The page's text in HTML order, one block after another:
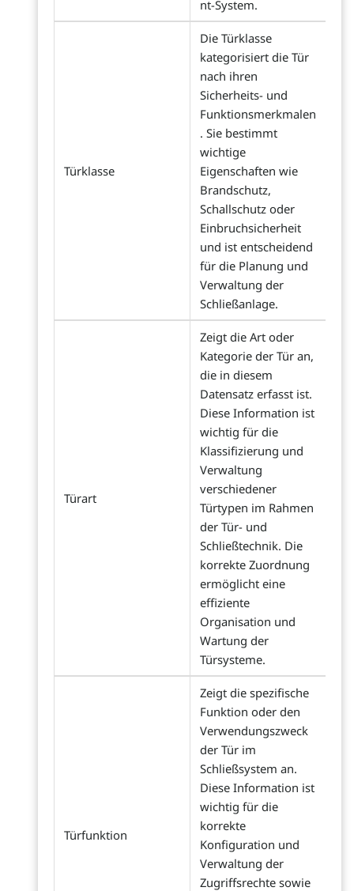
nt-System.
Türklasse
Die Türklasse
kategorisiert die Tür
nach ihren
Sicherheits- und
Funktionsmerkmalen
. Sie bestimmt
wichtige
Eigenschaften wie
Brandschutz,
Schallschutz oder
Einbruchsicherheit
und ist entscheidend
für die Planung und
Verwaltung der
Schließanlage.
Türart
Zeigt die Art oder
Kategorie der Tür an,
die in diesem
Datensatz erfasst ist.
Diese Information ist
wichtig für die
Klassifizierung und
Verwaltung
verschiedener
Türtypen im Rahmen
der Tür- und
Schließtechnik. Die
korrekte Zuordnung
ermöglicht eine
effiziente
Organisation und
Wartung der
Türsysteme.
Türfunktion
Zeigt die spezifische
Funktion oder den
Verwendungszweck
der Tür im
Schließsystem an.
Diese Information ist
wichtig für die
korrekte
Konfiguration und
Verwaltung der
Zugriffsrechte sowie